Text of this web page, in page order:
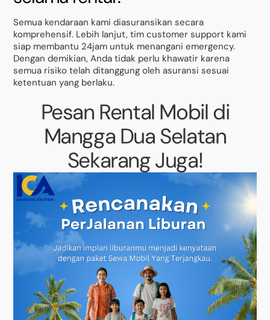
Semua kendaraan kami diasuransikan secara
komprehensif. Lebih lanjut, tim customer support kami
siap membantu 24jam untuk menangani emergency.
Dengan demikian, Anda tidak perlu khawatir karena
semua risiko telah ditanggung oleh asuransi sesuai
ketentuan yang berlaku.
Pesan Rental Mobil di
Mangga Dua Selatan
Sekarang Juga!